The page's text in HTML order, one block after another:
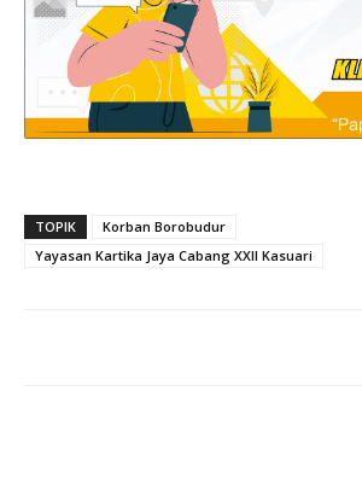
TOPIK
Korban Borobudur
Yayasan Kartika Jaya Cabang XXII Kasuari